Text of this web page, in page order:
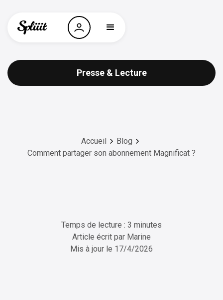
Presse & Lecture
Accueil
Blog
Comment partager son abonnement Magnificat ?
Temps de lecture : 3 minutes
Article écrit par Marine
Mis à jour le 17/4/2026